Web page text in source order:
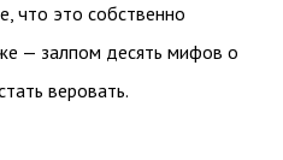
что это собственно
— залпом десять мифов о
веровать.